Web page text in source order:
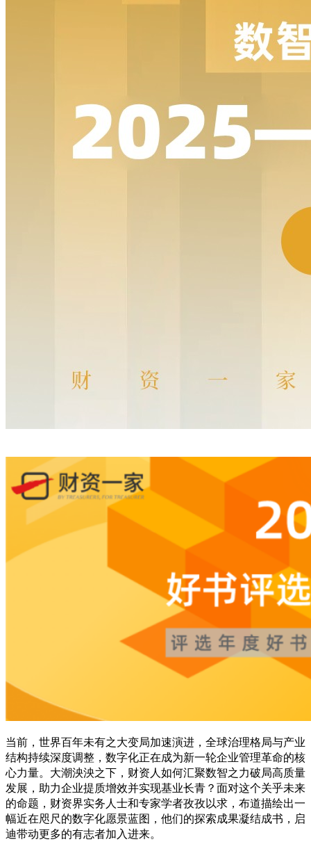
当前，世界百年未有之大变局加速演进，全球治理格局与产业
结构持续深度调整，数字化正在成为新一轮企业管理革命的核
心力量。大潮泱泱之下，财资人如何汇聚数智之力破局高质量
发展，助力企业提质增效并实现基业长青？面对这个关乎未来
的命题，财资界实务人士和专家学者孜孜以求，布道描绘出一
幅近在咫尺的数字化愿景蓝图，他们的探索成果凝结成书，启
迪带动更多的有志者加入进来。